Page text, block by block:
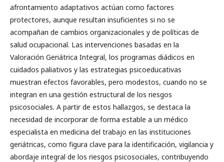
afrontamiento adaptativos actúan como factores
protectores, aunque resultan insuficientes si no se
acompañan de cambios organizacionales y de políticas de
salud ocupacional. Las intervenciones basadas en la
Valoración Geriátrica Integral, los programas diádicos en
cuidados paliativos y las estrategias psicoeducativas
muestran efectos favorables, pero modestos, cuando no se
integran en una gestión estructural de los riesgos
psicosociales. A partir de estos hallazgos, se destaca la
necesidad de incorporar de forma estable a un médico
especialista en medicina del trabajo en las instituciones
geriátricas, como figura clave para la identificación, vigilancia y
abordaje integral de los riesgos psicosociales, contribuyendo